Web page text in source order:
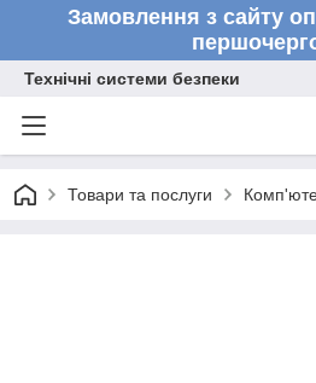
Замовлення з сайту
Технічні системи безпеки
Товари та послуги